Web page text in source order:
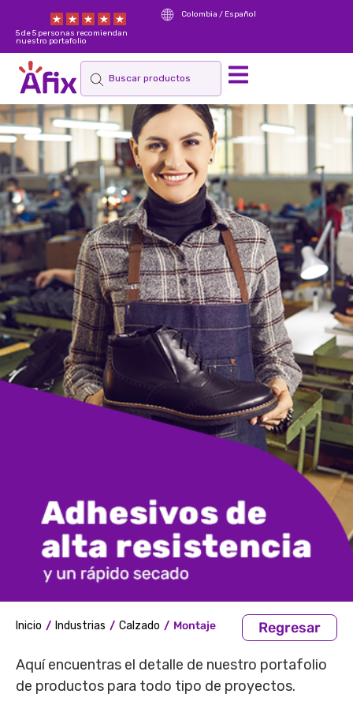
5 de 5 personas recomiendan
nuestro portafolio
Colombia / Español
Inicio / Industrias / Calzado / Montaje Regresar
Aquí encuentras el detalle de nuestro portafolio
de productos para todo tipo de proyectos.